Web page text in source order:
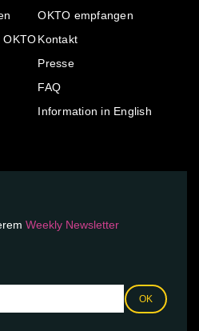
OKTO
OKTO empfangen
Kontakt
Presse
FAQ
Information in English
Weekly Newsletter
OK